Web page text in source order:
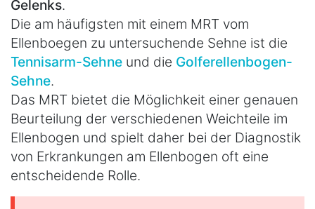
Gelenks.
Die am häufigsten mit einem MRT vom
Ellenboegen zu untersuchende Sehne ist die
Tennisarm-Sehne und die Golferellenbogen-
Sehne.
Das MRT bietet die Möglichkeit einer genauen
Beurteilung der verschiedenen Weichteile im
Ellenbogen und spielt daher bei der Diagnostik
von Erkrankungen am Ellenbogen oft eine
entscheidende Rolle.